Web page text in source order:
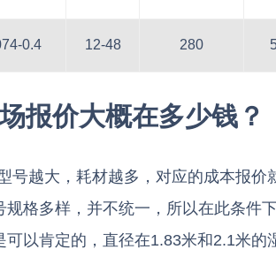
0.4 12-48 280
报价大概在多少钱？
号越大，耗材越多，对应的成本报价
格多样，并不统一，所以在此条件
以肯定的，直径在1.83米和2.1米的